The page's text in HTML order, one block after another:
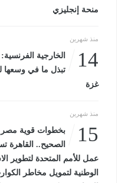
منحة إنجليزي
منذ شهرين
14
الخارجية
تبذل ما في
غزة
منذ شهرين
15
بخطوات قوية
الصحيح..
عمل للأمم المتحدة لتطوير
الوطنية لتمويل مخاطر